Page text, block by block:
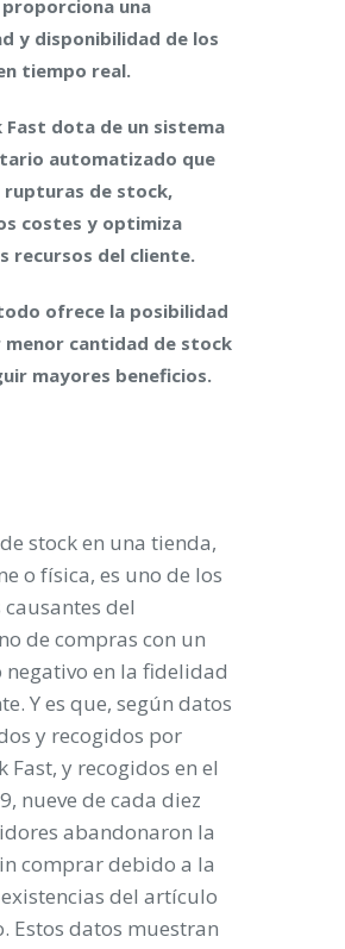
una
y disponibilidad de los
tiempo real.
Fast dota de un sistema
automatizado que
rupturas de stock,
costes y optimiza
recursos del cliente.
ofrece la posibilidad
menor cantidad de stock
mayores beneficios.
stock en una tienda,
o física, es uno de los
del
de compras con un
en la fidelidad
Y es que, según datos
y recogidos por
Fast, y recogidos en el
nueve de cada diez
abandonaron la
comprar debido a la
del artículo
Estos datos muestran